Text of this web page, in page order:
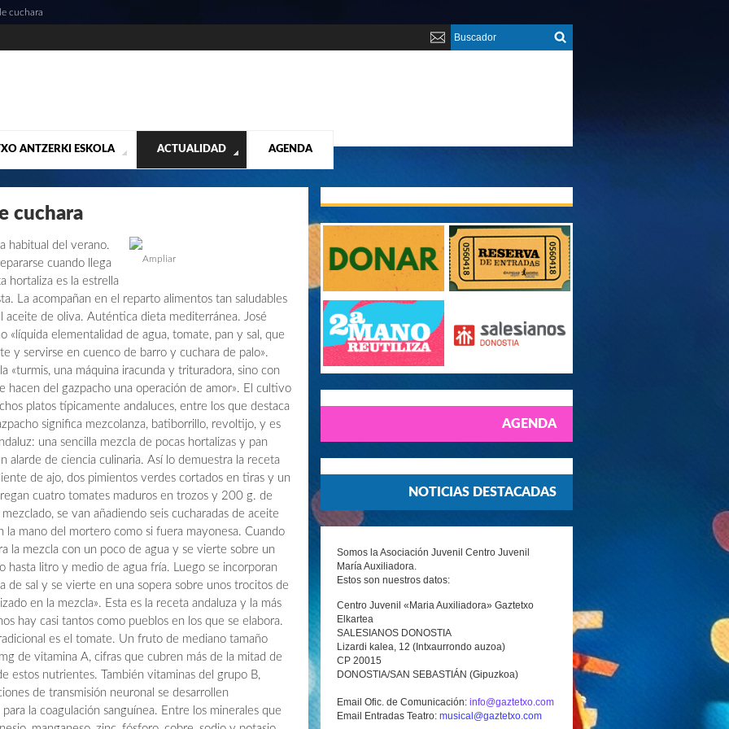
CONTACTO ¡VUELA ALTO RUBÉN!
ANTZERKI ESKOLA
MUSICALES MATERIAL SEGUNDA MANO VENTA
ACTUALIDAD
DESTACADOS VIDEOS
AGENDA
cuchara
AGENDA
NOTICIAS DESTACADAS
Somos la Asociación Juvenil Centro Juvenil
María Auxiliadora.
Estos son nuestros datos:
Centro Juvenil «Maria Auxiliadora» Gaztetxo
Elkartea
SALESIANOS DONOSTIA
Lizardi kalea, 12 (Intxaurrondo auzoa)
CP 20015
DONOSTIA/SAN SEBASTIÁN (Gipuzkoa)
Email Ofic. de Comunicación: info@gaztetxo.com
Email Entradas Teatro: musical@gaztetxo.com
cuchara
Ampliar
habitual del verano.
cuando llega
hortaliza es la estrella
La acompañan en el reparto alimentos tan saludables
aceite de oliva. Auténtica dieta mediterránea. José
«líquida elementalidad de agua, tomate, pan y sal, que
y servirse en cuenco de barro y cuchara de palo».
«turmis, una máquina iracunda y trituradora, sino con
hacen del gazpacho una operación de amor». El cultivo
platos típicamente andaluces, entre los que destaca
significa mezcolanza, batiborrillo, revoltijo, y es
una sencilla mezcla de pocas hortalizas y pan
alarde de ciencia culinaria. Así lo demuestra la receta
de ajo, dos pimientos verdes cortados en tiras y un
cuatro tomates maduros en trozos y 200 g. de
se van añadiendo seis cucharadas de aceite
la mano del mortero como si fuera mayonesa. Cuando
la mezcla con un poco de agua y se vierte sobre un
hasta litro y medio de agua fría. Luego se incorporan
de sal y se vierte en una sopera sobre unos trocitos de
en la mezcla». Esta es la receta andaluza y la más
hay casi tantos como pueblos en los que se elabora.
es el tomate. Un fruto de mediano tamaño
de vitamina A, cifras que cubren más de la mitad de
estos nutrientes. También vitaminas del grupo B,
de transmisión neuronal se desarrollen
la coagulación sanguínea. Entre los minerales que